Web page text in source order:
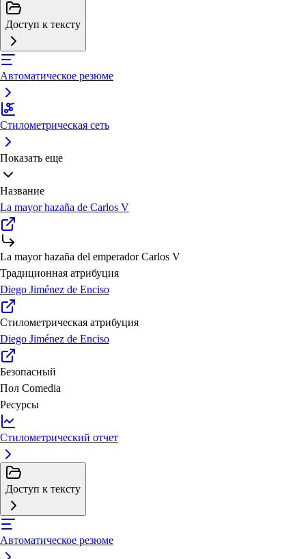
Доступ к тексту
Автоматическое резюме
Стилометрическая сеть
Показать еще
Название
La mayor hazaña de Carlos V
La mayor hazaña del emperador Carlos V
Традиционная атрибуция
Diego Jiménez de Enciso
Стилометрическая атрибуция
Diego Jiménez de Enciso
Безопасный
Пол Comedia
Ресурсы
Стилометрический отчет
Доступ к тексту
Автоматическое резюме